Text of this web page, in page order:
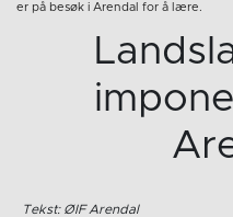
er på besøk i Arendal for å lære.
Tekst: ØIF Arendal